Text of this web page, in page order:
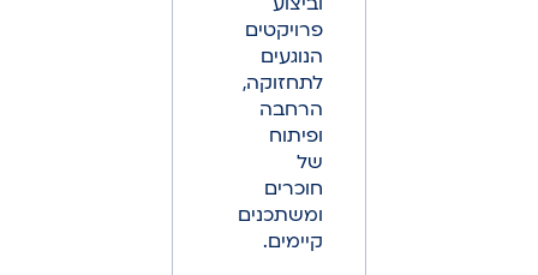
פרויקטים
הנוגעים
לתחזוקה,
הרחבה
ופיתוח
של
חוכרים
ומשתכנים
קיימים.